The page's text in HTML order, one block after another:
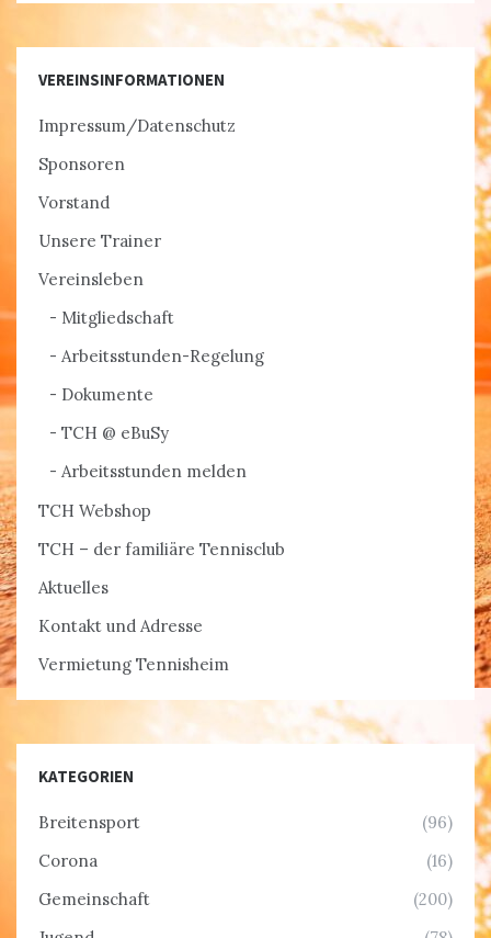
VEREINSINFORMATIONEN
Impressum/Datenschutz
Sponsoren
Vorstand
Unsere Trainer
Vereinsleben
Mitgliedschaft
Arbeitsstunden-Regelung
Dokumente
TCH @ eBuSy
Arbeitsstunden melden
TCH Webshop
TCH – der familiäre Tennisclub
Aktuelles
Kontakt und Adresse
Vermietung Tennisheim
KATEGORIEN
Breitensport
(96)
Corona
(16)
Gemeinschaft
(200)